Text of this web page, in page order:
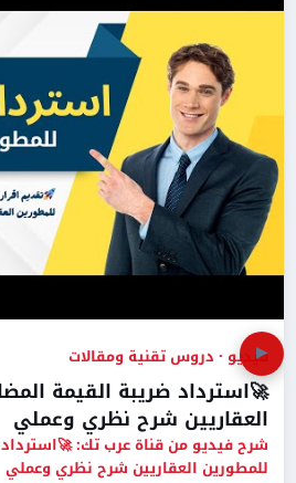
▶
فيديو · دروس تقنية ومقالات
🚀استرداد ضريبة القيمة
العقاريين شرح نظري وعملي
شرح فيديو من قناة عرب تك:
للمطورين العقاريين شرح نظري وعملي